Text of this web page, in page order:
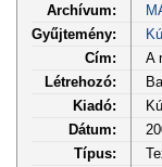
Archívum:
Gyűjtemény:
Cím:
A
Létrehozó:
Kiadó:
Dátum:
Típus: